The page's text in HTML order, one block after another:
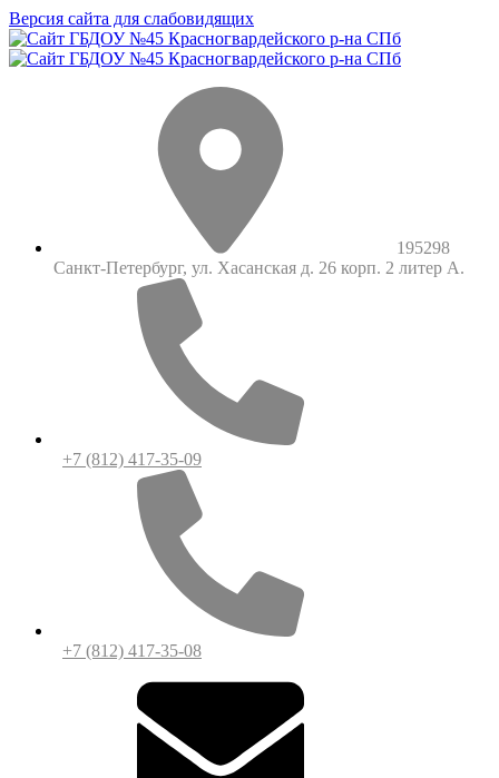
Версия сайта для слабовидящих
195298
Санкт-Петербург, ул. Хасанская д. 26 корп. 2 литер А.
+7 (812) 417-35-09
+7 (812) 417-35-08